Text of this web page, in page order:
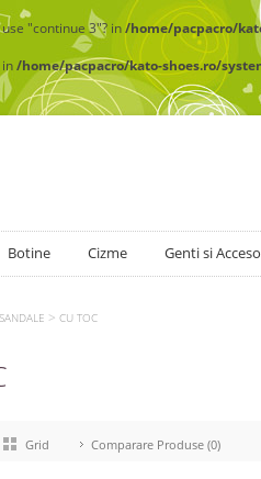
"continue 3"? in/home/pacpacro/
/home/pacpacro/kato-shoes.ro/
Botine Cizme Genti si
SANDALE > CU TOC
Grid Comparare Produse (0)